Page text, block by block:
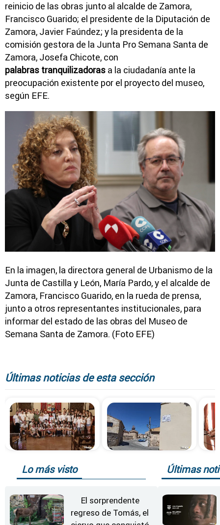
reinicio de las obras junto al alcalde de Zamora,
Francisco Guarido; el presidente de la Diputación de
Zamora, Javier Faúndez; y la presidenta de la
comisión gestora de la Junta Pro Semana Santa de
Zamora, Josefa Chicote, con
palabras tranquilizadoras a la ciudadanía ante la
preocupación existente por el proyecto del museo,
según EFE.
En la imagen, la directora general de Urbanismo de la
Junta de Castilla y León, María Pardo, y el alcalde de
Zamora, Francisco Guarido, en la rueda de prensa,
junto a otros representantes institucionales, para
informar del estado de las obras del Museo de
Semana Santa de Zamora. (Foto EFE)
Últimas noticias de esta sección
Lo más visto
El sorprendente
regreso de Tomás, el
Últimas